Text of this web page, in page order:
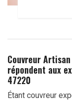
Couvreur
répondent aux
47220
Étant couvreur